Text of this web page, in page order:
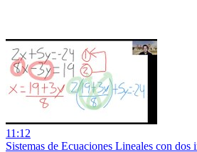
11:12
Sistemas de Ecuaciones Lineales con dos